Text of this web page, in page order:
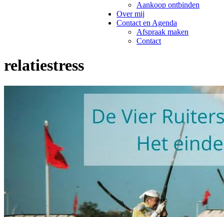
Aankoop ontbinden
Over mij
Contact en Agenda
Afspraak maken
Contact
relatiestress